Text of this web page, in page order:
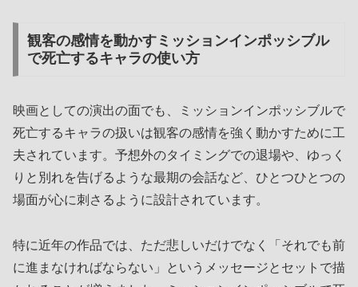
観客の感情を動かすミッションインポッシブル
で死亡するキャラの使い方
映画としての演出の面でも、ミッションインポッシブルで
死亡するキャラの扱いは観客の感情を強く動かすために工
夫されています。予想外のタイミングでの退場や、ゆっく
りと別れを告げるような最期の会話など、ひとつひとつの
場面が心に刺さるように設計されています。
特に近年の作品では、ただ悲しいだけでなく「それでも前
に進まなければならない」というメッセージとセットで描